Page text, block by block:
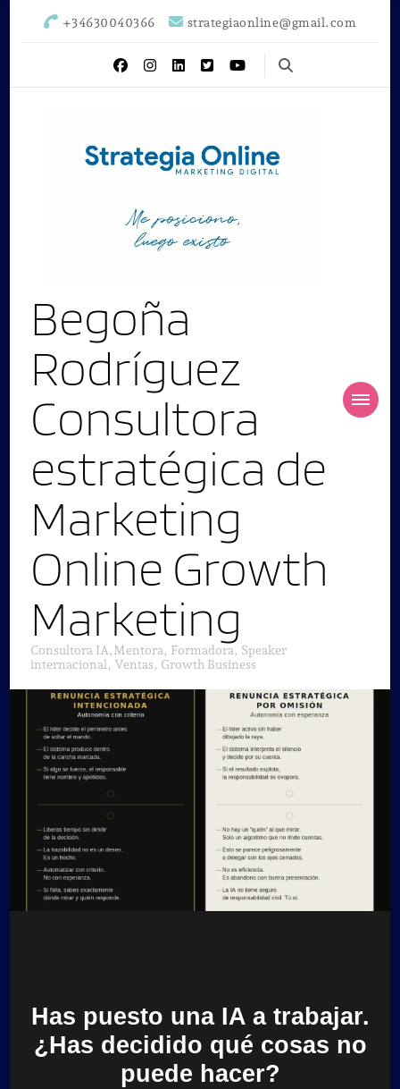
+34630040366 strategiaonline@gmail.com
Begoña
Rodríguez
Consultora
estratégica de
Marketing
Online Growth
Marketing
Consultora IA,Mentora, Formadora, Speaker
internacional, Ventas, Growth Business
Has puesto una IA a trabajar.
¿Has decidido qué cosas no
puede hacer?